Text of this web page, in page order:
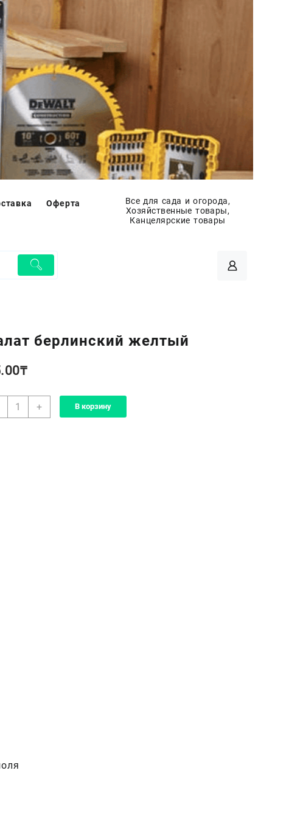
Все для сада и огорода,
Хозяйственные товары,
Канцелярские товары
Оферта
берлинский желтый
₸
Количество
+ В корзину